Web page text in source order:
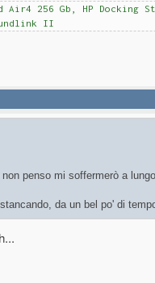
256 Gb, HP Docking
II
penso mi soffermerò a
da un bel po' di